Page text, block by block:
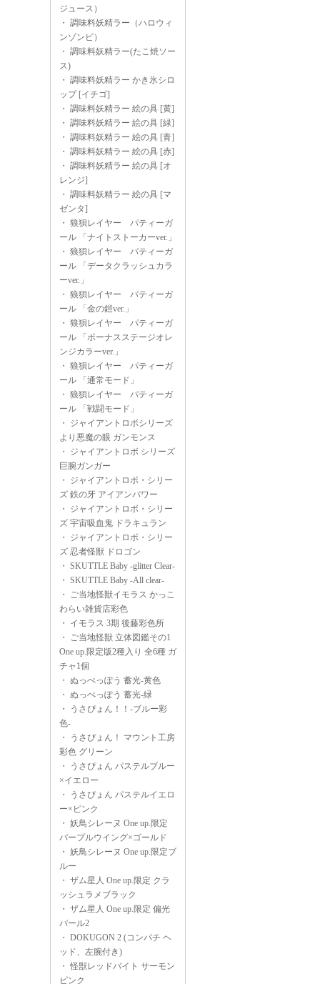
ジュース）
・ 調味料妖精ラー（ハロウィ
ンゾンビ）
・ 調味料妖精ラー(たこ焼ソー
ス)
・ 調味料妖精ラー かき氷シロ
ップ [イチゴ]
・ 調味料妖精ラー 絵の具 [黄]
・ 調味料妖精ラー 絵の具 [緑]
・ 調味料妖精ラー 絵の具 [青]
・ 調味料妖精ラー 絵の具 [赤]
・ 調味料妖精ラー 絵の具 [オ
レンジ]
・ 調味料妖精ラー 絵の具 [マ
ゼンタ]
・ 狼狽レイヤー パティーガ
ール 「ナイトストーカーver.」
・ 狼狽レイヤー パティーガ
ール 「データクラッシュカラ
ーver.」
・ 狼狽レイヤー パティーガ
ール 「金の鎧ver.」
・ 狼狽レイヤー パティーガ
ール 「ボーナスステージオレ
ンジカラーver.」
・ 狼狽レイヤー パティーガ
ール 「通常モード」
・ 狼狽レイヤー パティーガ
ール 「戦闘モード」
・ ジャイアントロボシリーズ
より悪魔の眼 ガンモンス
・ ジャイアントロボ シリーズ
巨腕ガンガー
・ ジャイアントロボ・シリー
ズ 鉄の牙 アイアンパワー
・ ジャイアントロボ・シリー
ズ 宇宙吸血鬼 ドラキュラン
・ ジャイアントロボ・シリー
ズ 忍者怪獣 ドロゴン
・ SKUTTLE Baby -glitter Clear-
・ SKUTTLE Baby -All clear-
・ ご当地怪獣イモラス かっこ
わらい雑貨店彩色
・ イモラス 3期 後藤彩色所
・ ご当地怪獣 立体図鑑その1
One up.限定版2種入り 全6種 ガ
チャ1個
・ ぬっぺっぽう 蓄光-黄色
・ ぬっぺっぽう 蓄光-緑
・
うさぴょん！！-ブルー彩
色-
・
うさぴょん！ マウント工房
彩色 グリーン
・
うさぴょん パステルブルー
×イエロー
・
うさぴょん パステルイエロ
ー×ピンク
・ 妖鳥シレーヌ One up.限定
パープルウイング×ゴールド
・ 妖鳥シレーヌ One up.限定ブ
ルー
・ ザム星人 One up.限定 クラ
ッシュラメブラック
・ ザム星人 One up.限定 偏光
パール2
・ DOKUGON 2 (コンパチ ヘ
ッド、左腕付き)
・怪獣レッドバイト サーモン
ピンク